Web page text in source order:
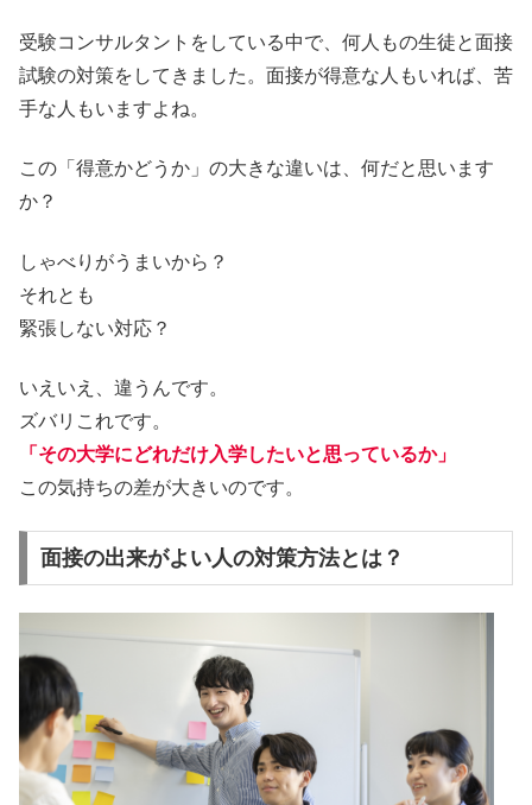
受験コンサルタントをしている中で、何人もの生徒と面接
試験の対策をしてきました。面接が得意な人もいれば、苦
手な人もいますよね。
この「得意かどうか」の大きな違いは、何だと思います
か？
しゃべりがうまいから？
それとも
緊張しない対応？
いえいえ、違うんです。
ズバリこれです。
「その大学にどれだけ入学したいと思っているか」
この気持ちの差が大きいのです。
面接の出来がよい人の対策方法とは？